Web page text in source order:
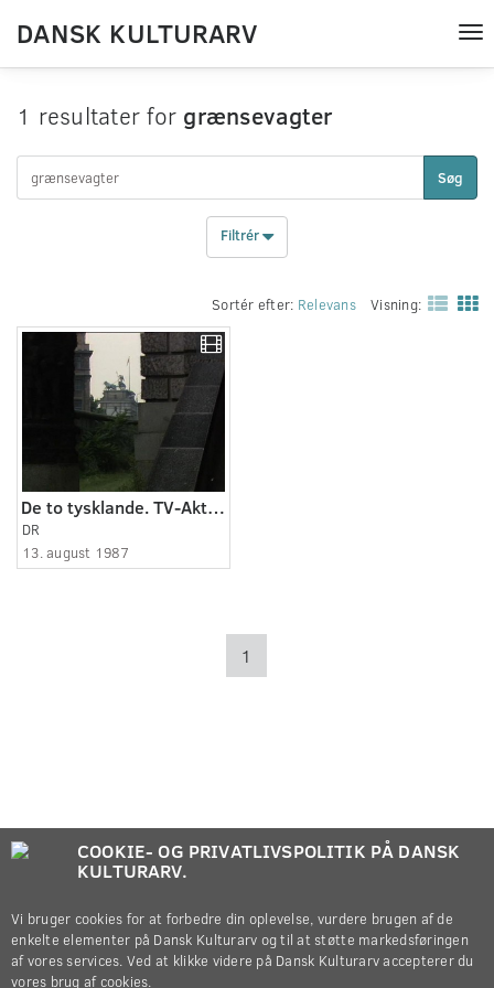
DANSK KULTURARV
1 resultater for grænsevagter
Søg
Filtrér
Sortér efter: Relevans Visning:
De to tysklande. TV-Aktuelt Sekvens. 13.08.1987
DR
13. august 1987
1
COOKIE- OG PRIVATLIVSPOLITIK PÅ DANSK
KULTURARV.
Vi bruger cookies for at forbedre din oplevelse, vurdere brugen af de
enkelte elementer på Dansk Kulturarv og til at støtte markedsføringen
af vores services. Ved at klikke videre på Dansk Kulturarv accepterer du
vores brug af cookies.